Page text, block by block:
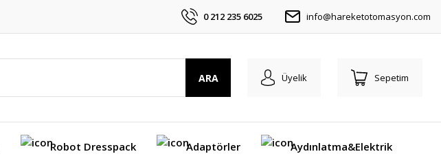
0 212 235 6025 info@hareketotomasyon.com
ARA Üyelik Sepetim
Robot Dresspack Adaptörler Aydınlatma&Elektrik